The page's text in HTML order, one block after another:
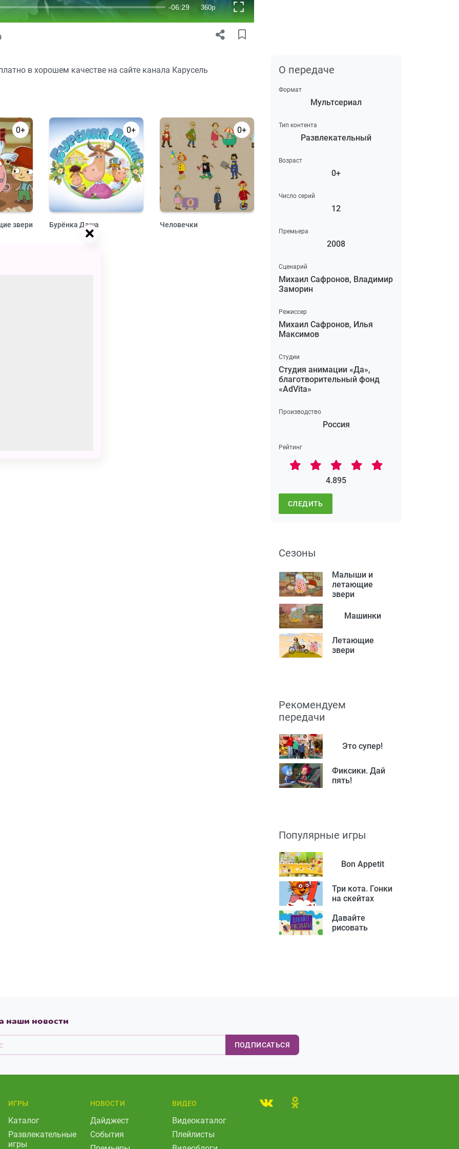
в хорошем качестве на сайте канала Карусель
0+
звери
0+
Бурёнка Даша
0+
Человечки
О передаче
Формат
Мультсериал
Тип контента
Развлекательный
Возраст
0+
Число серий
12
Премьера
2008
Сценарий
Михаил Сафронов, Владимир
Заморин
Режиссер
Михаил Сафронов, Илья
Максимов
Студии
Студия анимации «Да»,
благотворительный фонд
«AdVita»
Производство
Россия
Рейтинг
4.895
СЛЕДИТЬ
Сезоны
Малыши и
летающие
звери
Машинки
Летающие
звери
Рекомендуем
передачи
Это супер!
Фиксики. Дай
пять!
Популярные игры
Bon Appetit
Три кота. Гонки
на скейтах
Давайте
рисовать
наши новости
ПОДПИСАТЬСЯ
ИГРЫ
Каталог
Развлекательные
игры
НОВОСТИ
Дайджест
События
ВИДЕО
Видеокаталог
Плейлисты